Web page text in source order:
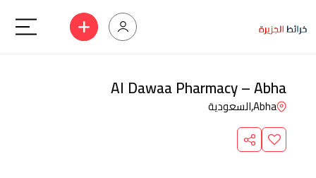
Al Dawaa Pharmacy – Abha
Abha,السعودية